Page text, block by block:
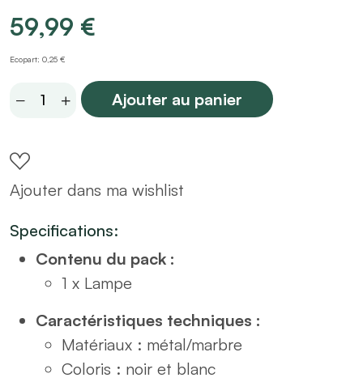
59,99 €
Ecopart: 0,25 €
Lampe
noir
véritable
métal
doré
H40
quantity
Ajouter au panier
Ajouter dans ma wishlist
Specifications:
Contenu du pack :
1 x Lampe
Caractéristiques techniques :
Matériaux : métal/marbre
Coloris : noir et blanc